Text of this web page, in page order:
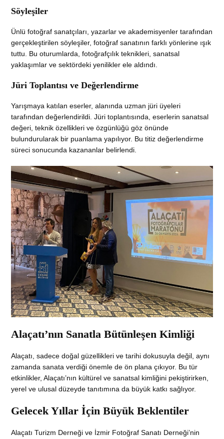
Söyleşiler
Ünlü fotoğraf sanatçıları, yazarlar ve akademisyenler tarafından
gerçekleştirilen söyleşiler, fotoğraf sanatının farklı yönlerine ışık
tuttu. Bu oturumlarda, fotoğrafçılık teknikleri, sanatsal
yaklaşımlar ve sektördeki yenilikler ele aldındı.
Jüri Toplantısı ve Değerlendirme
Yarışmaya katılan eserler, alanında uzman jüri üyeleri
tarafından değerlendirildi. Jüri toplantısında, eserlerin sanatsal
değeri, teknik özellikleri ve özgünlüğü göz önünde
bulundurularak bir puanlama yapılıyor. Bu titiz değerlendirme
süreci sonucunda kazananlar belirlendi.
Alaçatı’nın Sanatla Bütünleşen Kimliği
Alaçatı, sadece doğal güzellikleri ve tarihi dokusuyla değil, aynı
zamanda sanata verdiği önemle de ön plana çıkıyor. Bu tür
etkinlikler, Alaçatı’nın kültürel ve sanatsal kimliğini pekiştirirken,
yerel ve ulusal düzeyde tanıtımına da büyük katkı sağlıyor.
Gelecek Yıllar İçin Büyük Beklentiler
Alaçatı Turizm Derneği ve İzmir Fotoğraf Sanatı Derneği’nin